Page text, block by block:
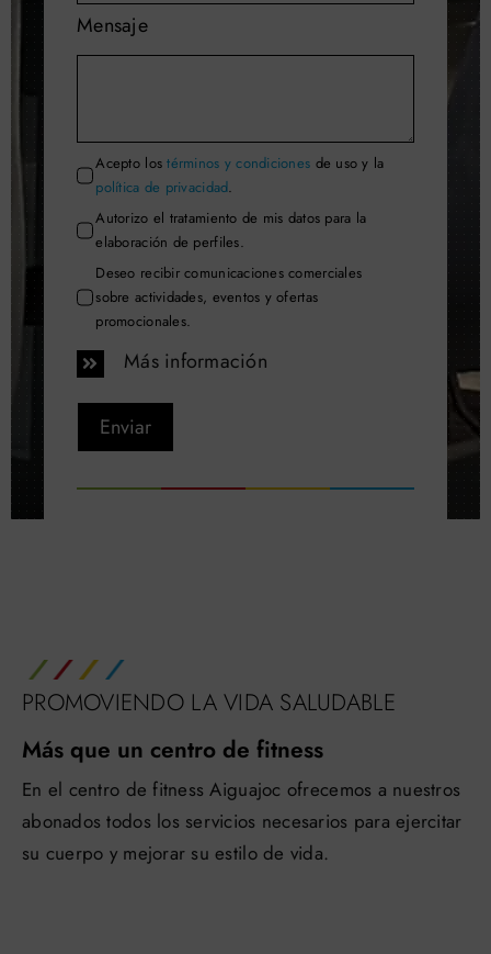
Mensaje
Acepto lostérminos y condiciones de uso y la
política de privacidad.
Autorizo el tratamiento de mis datos para la
elaboración de perfiles.
Deseo recibir comunicaciones comerciales
sobre actividades, eventos y ofertas
promocionales.
Más información
Enviar
PROMOVIENDO LA VIDA SALUDABLE
Más que un centro de fitness
En el centro de fitness Aiguajoc ofrecemos a nuestros
abonados todos los servicios necesarios para ejercitar
su cuerpo y mejorar su estilo de vida.